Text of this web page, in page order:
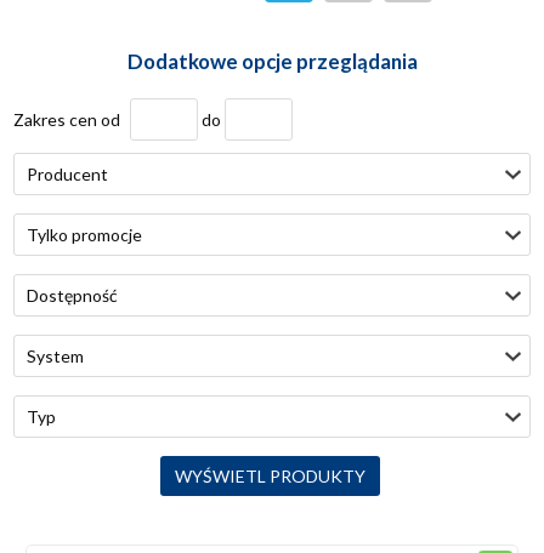
Dodatkowe opcje przeglądania
Zakres cen od do
Producent
Tylko promocje
Dostępność
System
Typ